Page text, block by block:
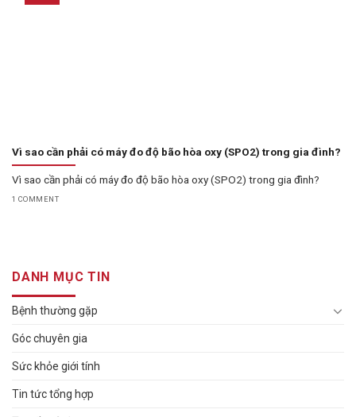
Vì sao cần phải có máy đo độ bão hòa oxy (SPO2) trong gia đình?
Vì sao cần phải có máy đo độ bão hòa oxy (SPO2) trong gia đình?
1 COMMENT
DANH MỤC TIN
Bệnh thường gặp
Góc chuyên gia
Sức khỏe giới tính
Tin tức tổng hợp